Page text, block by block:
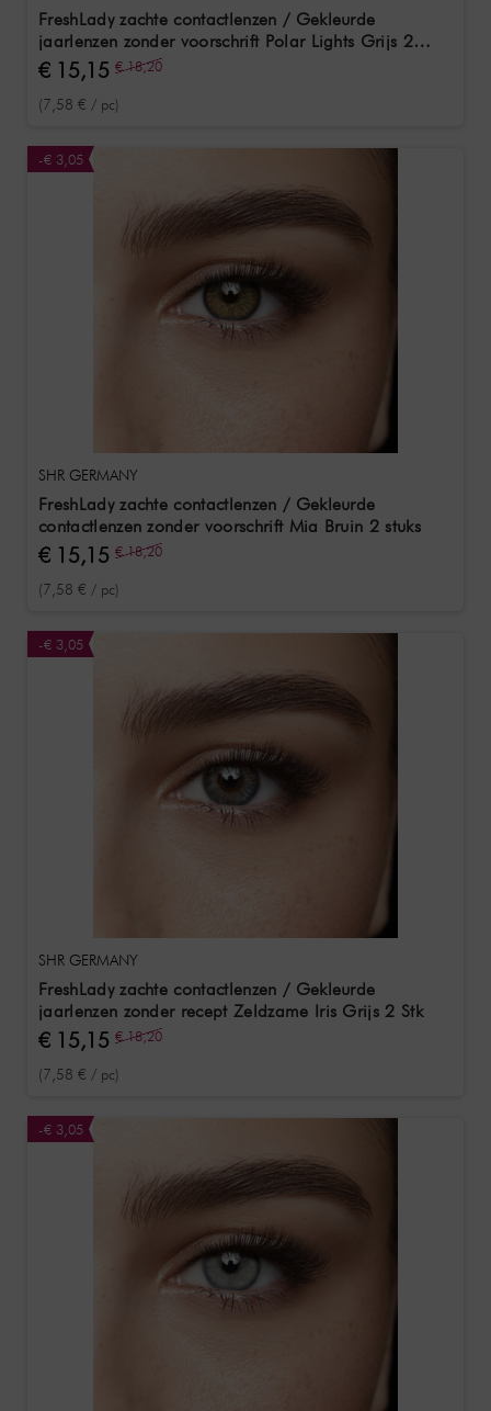
FreshLady zachte contactlenzen / Gekleurde
jaarlenzen zonder voorschrift Polar Lights Grijs 2
stuks
€ 15,15 € 18,20
(7,58 € / pc)
-€ 3,05
SHR GERMANY
FreshLady zachte contactlenzen / Gekleurde
contactlenzen zonder voorschrift Mia Bruin 2 stuks
€ 15,15 € 18,20
(7,58 € / pc)
-€ 3,05
SHR GERMANY
FreshLady zachte contactlenzen / Gekleurde
jaarlenzen zonder recept Zeldzame Iris Grijs 2 Stk
€ 15,15 € 18,20
(7,58 € / pc)
-€ 3,05